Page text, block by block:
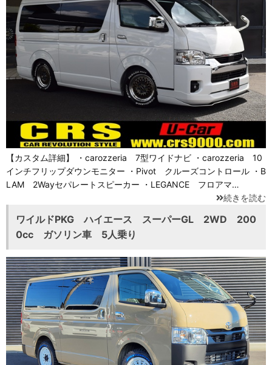
【カスタム詳細】 ・carozzeria 7型ワイドナビ ・carozzeria 10
インチフリップダウンモニター ・Pivot クルーズコントロール ・B
LAM 2Wayセパレートスピーカー ・LEGANCE フロアマ…
続きを読む
ワイルドPKG ハイエース スーパーGL 2WD 200
0cc ガソリン車 5人乗り